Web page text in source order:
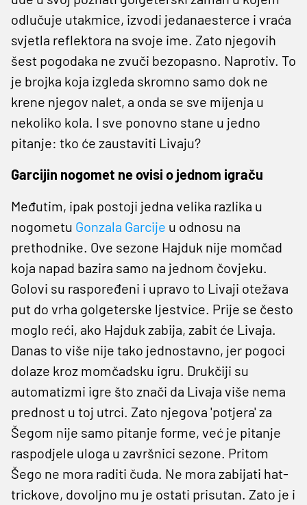
odlučuje utakmice, izvodi jedanaesterce i vraća
svjetla reflektora na svoje ime. Zato njegovih
šest pogodaka ne zvuči bezopasno. Naprotiv. To
je brojka koja izgleda skromno samo dok ne
krene njegov nalet, a onda se sve mijenja u
nekoliko kola. I sve ponovno stane u jedno
pitanje: tko će zaustaviti Livaju?
Garcijin nogomet ne ovisi o jednom igraču
Međutim, ipak postoji jedna velika razlika u
nogometu Gonzala Garcije u odnosu na
prethodnike. Ove sezone Hajduk nije momčad
koja napad bazira samo na jednom čovjeku.
Golovi su raspoređeni i upravo to Livaji otežava
put do vrha golgeterske ljestvice. Prije se često
moglo reći, ako Hajduk zabija, zabit će Livaja.
Danas to više nije tako jednostavno, jer pogoci
dolaze kroz momčadsku igru. Drukčiji su
automatizmi igre što znači da Livaja više nema
prednost u toj utrci. Zato njegova 'potjera' za
Šegom nije samo pitanje forme, već je pitanje
raspodjele uloga u završnici sezone. Pritom
Šego ne mora raditi čuda. Ne mora zabijati hat-
trickove, dovoljno mu je ostati prisutan. Zato je i